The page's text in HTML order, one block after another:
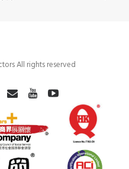
All rights reserved